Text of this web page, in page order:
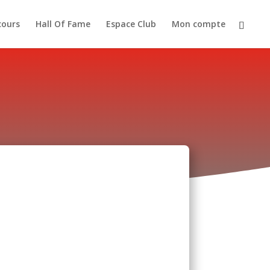
Hall Of Fame Espace Club Mon compte